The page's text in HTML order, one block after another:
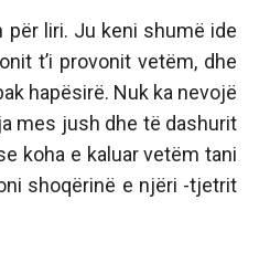
liri. Ju keni shumë ide
t’i provonit vetëm, dhe
hapësirë. Nuk ka nevojë
mes jush dhe të dashurit
koha e kaluar vetëm tani
shoqërinë e njëri -tjetrit